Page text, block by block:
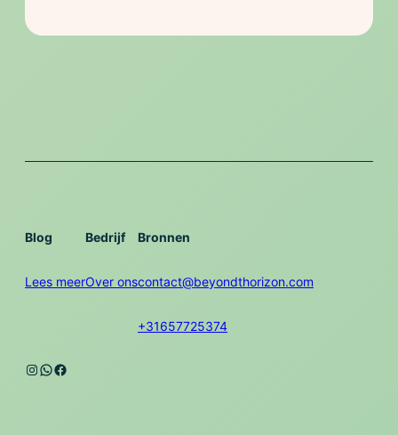
Blog
Lees meer
Bedrijf
Over ons
Bronnen
contact@beyondthorizon.com
+31657725374
Instagram
WhatsApp
Facebook